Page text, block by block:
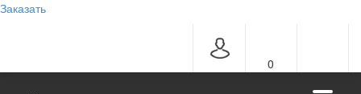
Заказать
0